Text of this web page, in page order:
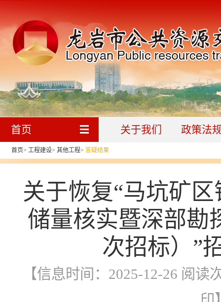
首页 关于我们 政策法
首页> 工程建设> 其他工程> 答疑结果
关于恢复“马坑矿
储量核实暨深部勘
次招标）”
【信息时间：2025-12-26 阅读